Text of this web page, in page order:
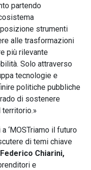
partendo
strumenti
alle trasformazioni
più rilevante
Solo attraverso
tecnologie e
politiche pubbliche
di sostenere
‘MOSTriamo il futuro
di temi chiave
Federico Chiarini,
e